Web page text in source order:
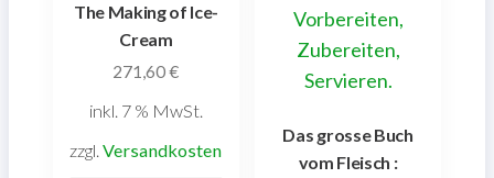
The Making of Ice-
Cream
271,60€
inkl. 7 % MwSt.
zzgl.Versandkosten
Das grosse Buch
vom Fleisch :